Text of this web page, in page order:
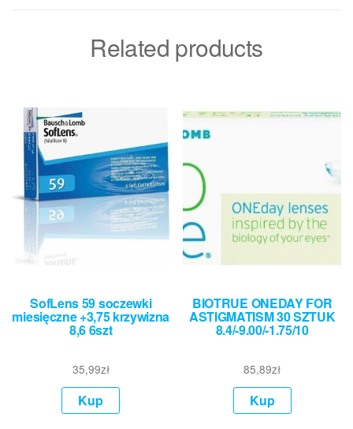
Related products
SofLens 59 soczewki
miesięczne +3,75 krzywizna
8,6 6szt
35,99zł
Kup
BIOTRUE ONEDAY FOR
ASTIGMATISM 30 SZTUK
8.4/-9.00/-1.75/10
85,89zł
Kup